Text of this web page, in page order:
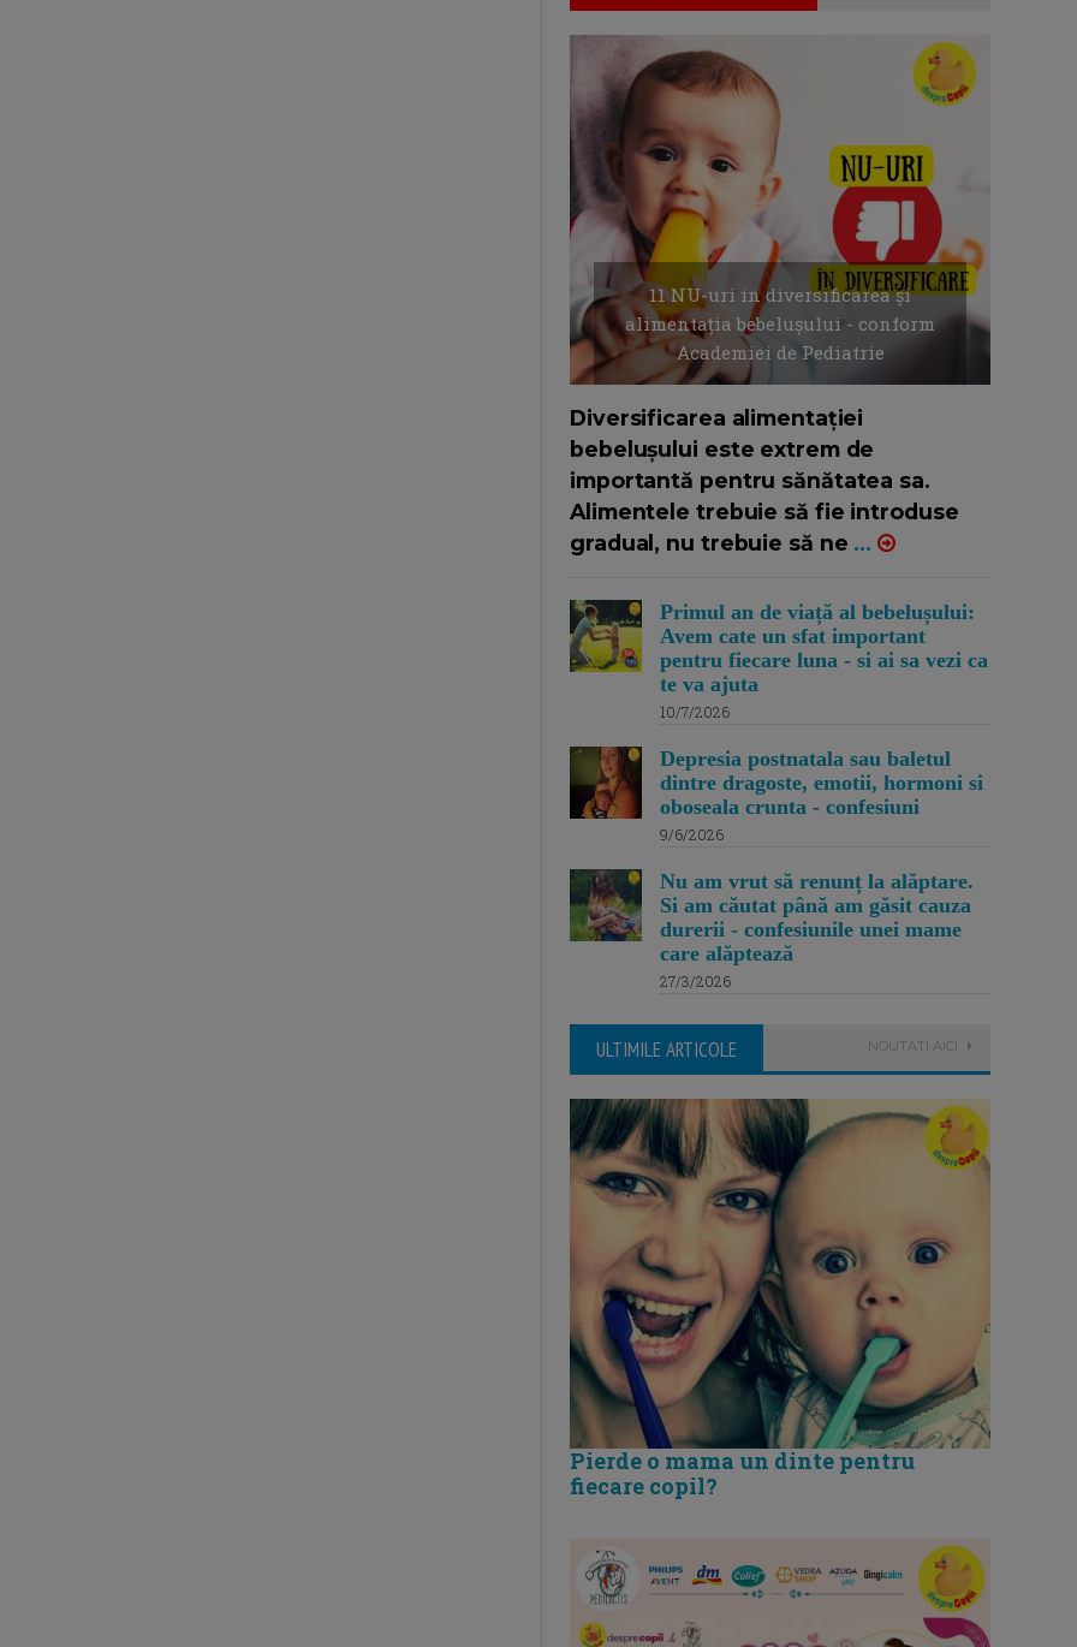
11 NU-uri in diversificarea și
alimentația bebelușului - conform
Academiei de Pediatrie
Diversificarea alimentației
bebelușului este extrem de
importantă pentru sănătatea sa.
Alimentele trebuie să fie introduse
gradual, nu trebuie să ne ...
Primul an de viață al bebelușului:
Avem cate un sfat important
pentru fiecare luna - si ai sa vezi ca
te va ajuta
10/7/2026
Depresia postnatala sau baletul
dintre dragoste, emotii, hormoni si
oboseala crunta - confesiuni
9/6/2026
Nu am vrut să renunț la alăptare.
Si am căutat până am găsit cauza
durerii - confesiunile unei mame
care alăptează
27/3/2026
ULTIMILE ARTICOLE NOUTATI AICI
Pierde o mama un dinte pentru
fiecare copil?